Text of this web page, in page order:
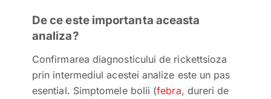
De ce este importanta aceasta
analiza?
Confirmarea diagnosticului de rickettsioza
prin intermediul acestei analize este un pas
esential. Simptomele bolii (febra, dureri de